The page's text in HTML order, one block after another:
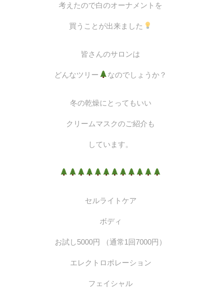
考えたので白のオーナメントを
買うことが出来ました
皆さんのサロンは
どんなツリー なのでしょうか？
冬の乾燥にとってもいい
クリームマスクのご紹介も
しています。
セルライトケア
ボディ
お試し5000円 （通常1回7000円）
エレクトロポレーション
フェイシャル